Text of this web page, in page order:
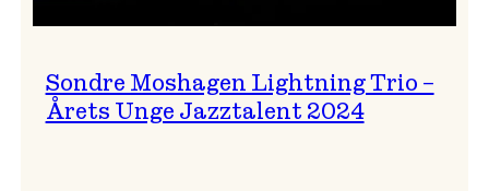
Sondre Moshagen Lightning Trio –
Årets Unge Jazztalent 2024